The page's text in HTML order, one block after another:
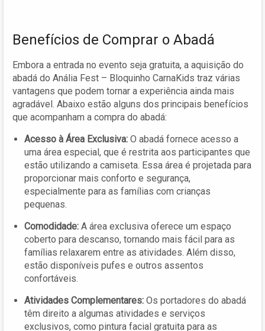
Benefícios de Comprar o Abadá
Embora a entrada no evento seja gratuita, a aquisição do
abadá do Anália Fest – Bloquinho CarnaKids traz várias
vantagens que podem tornar a experiência ainda mais
agradável. Abaixo estão alguns dos principais benefícios
que acompanham a compra do abadá:
Acesso à Área Exclusiva: O abadá fornece acesso a
uma área especial, que é restrita aos participantes que
estão utilizando a camiseta. Essa área é projetada para
proporcionar mais conforto e segurança,
especialmente para as famílias com crianças
pequenas.
Comodidade: A área exclusiva oferece um espaço
coberto para descanso, tornando mais fácil para as
famílias relaxarem entre as atividades. Além disso,
estão disponíveis pufes e outros assentos
confortáveis.
Atividades Complementares: Os portadores do abadá
têm direito a algumas atividades e serviços
exclusivos, como pintura facial gratuita para as